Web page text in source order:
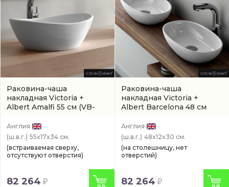
Раковина-чаша
накладная Victoria +
Albert Amalfi 55 см (VB-
Англия
(ш.в.г.) 55x17x34 см.
(встраиваемая сверху,
отсутствуют отверстия)
82 264
Раковина-чаша
накладная Victoria +
Albert Barcelona 48 см
Англия
(ш.в.г.) 48x12x30 см.
(на столешницу, нет
отверстий)
82 264